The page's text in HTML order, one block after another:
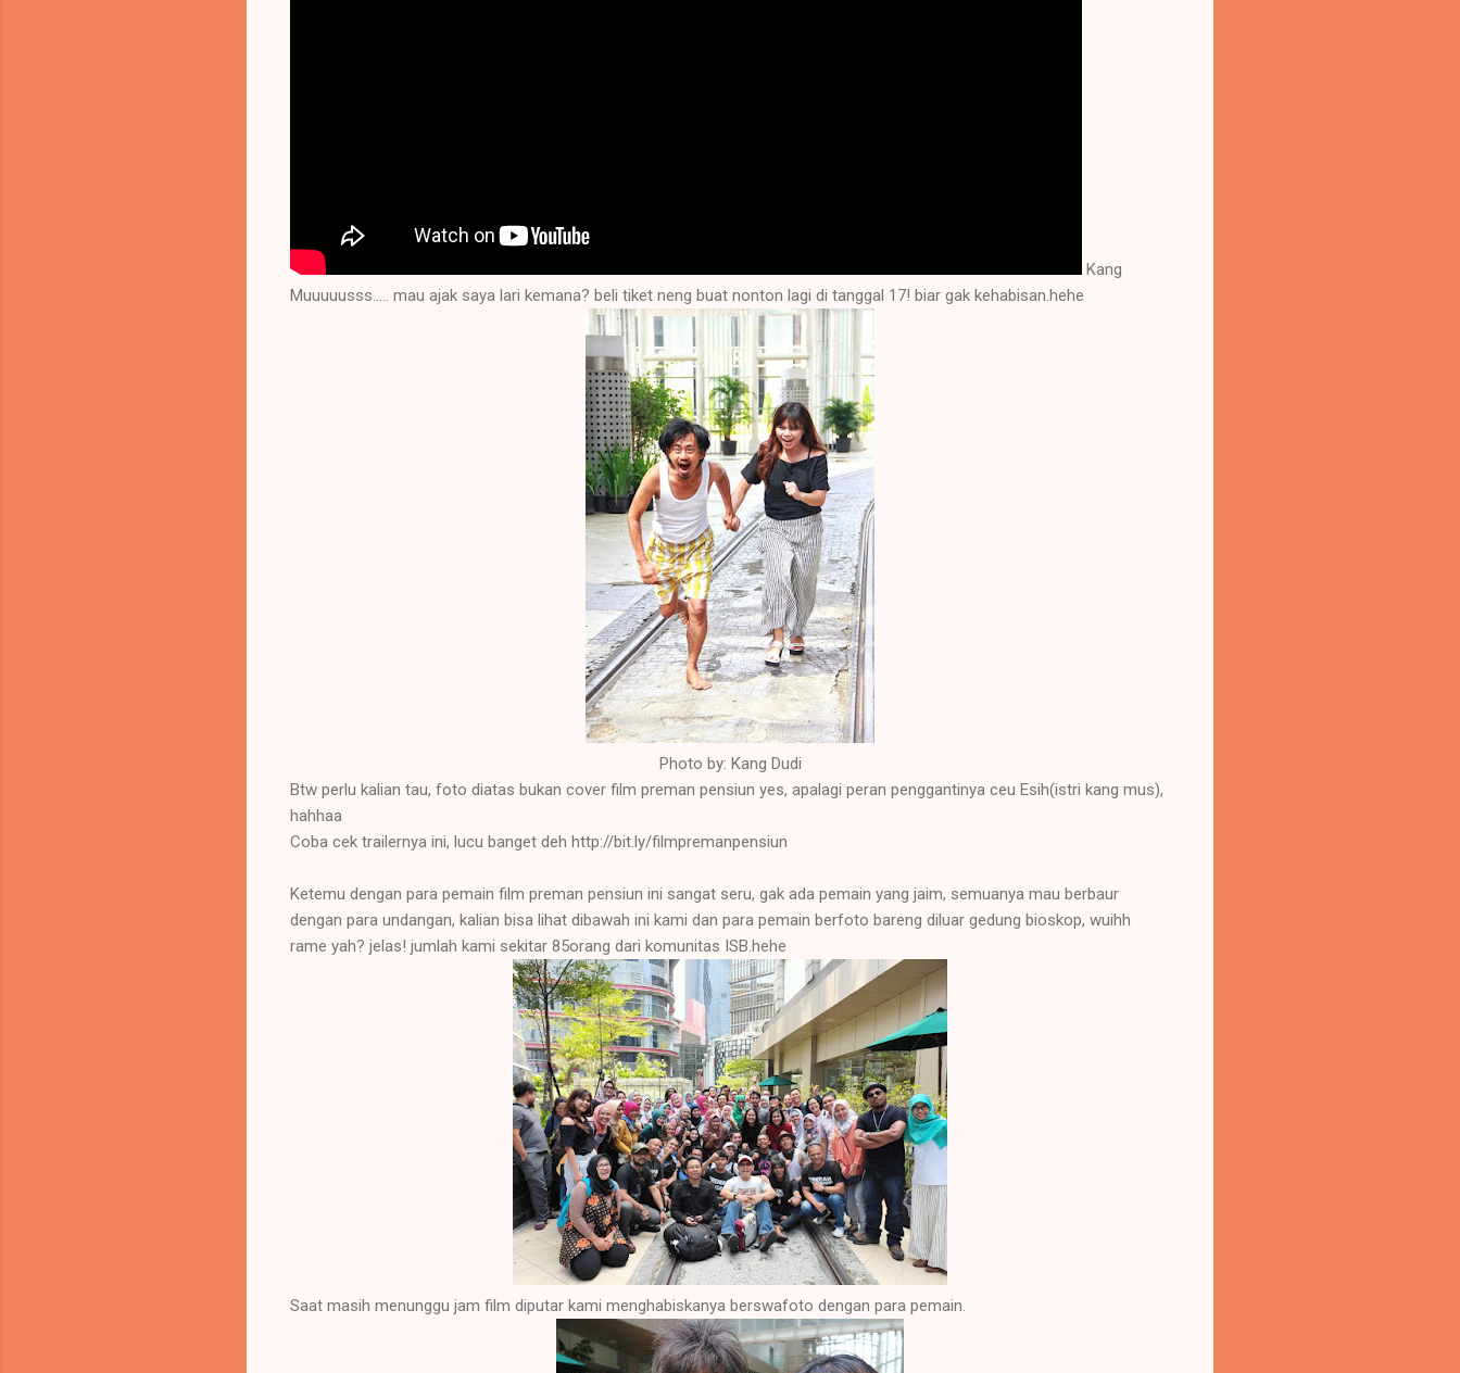
Kang
Muuuuusss..... mau ajak saya lari kemana? beli tiket neng buat nonton lagi di tanggal 17! biar gak kehabisan.hehe
Photo by: Kang Dudi
Btw perlu kalian tau, foto diatas bukan cover film preman pensiun yes, apalagi peran penggantinya ceu Esih(istri kang mus),
hahhaa
Coba cek trailernya ini, lucu banget deh http://bit.ly/filmpremanpensiun
Ketemu dengan para pemain film preman pensiun ini sangat seru, gak ada pemain yang jaim, semuanya mau berbaur
dengan para undangan, kalian bisa lihat dibawah ini kami dan para pemain berfoto bareng diluar gedung bioskop, wuihh
rame yah? jelas! jumlah kami sekitar 85orang dari komunitas ISB.hehe
Saat masih menunggu jam film diputar kami menghabiskanya berswafoto dengan para pemain.